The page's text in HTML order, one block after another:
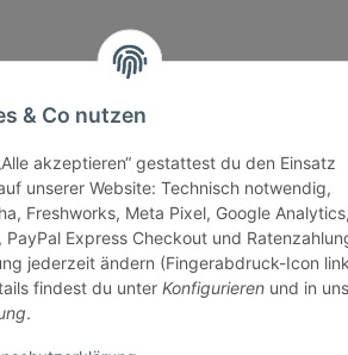
& Co nutzen
akzeptieren“ gestattest du den Einsatz
unserer Website: Technisch notwendig,
Freshworks, Meta Pixel, Google
PayPal Express Checkout und
jederzeit ändern (Fingerabdruck-Icon
findest du unter Konfigurieren und in
.